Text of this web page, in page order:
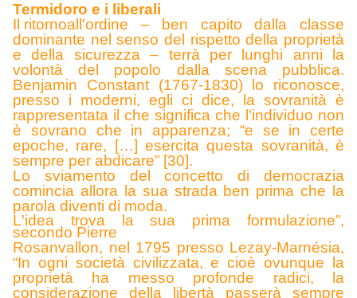
Termidoro e i liberali
Il ritornoall'ordine – ben capito dalla classe
dominante nel senso del rispetto della proprietà
e della sicurezza – terrà per lunghi anni la
volontà del popolo dalla scena pubblica.
Benjamin Constant (1767-1830) lo riconosce,
presso i moderni, egli ci dice, la sovranità è
rappresentata il che significa che l'individuo non
è sovrano che in apparenza; “e se in certe
epoche, rare, […] esercita questa sovranità, è
sempre per abdicare” [30].
Lo sviamento del concetto di democrazia
comincia allora la sua strada ben prima che la
parola diventi di moda.
L'idea trova la sua prima formulazione”,
secondo Pierre
Rosanvallon, nel 1795 presso Lezay-Marnésia,
“In ogni società civilizzata, e cioè ovunque la
proprietà ha messo profonde radici, la
considerazione della libertà passerà sempre